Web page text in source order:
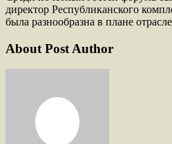
директор Республиканского
была разнообразна в плане
About Post Author